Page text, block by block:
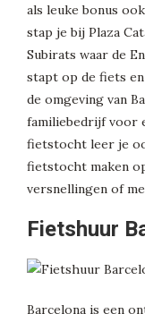
als leuke bonus
stap je bij Plaza
Subirats waar de
stapt op de fiets
de omgeving van
familiebedrijf voor
fietstocht leer je
fietstocht maken
versnellingen of
Fietshuur
Barcelona is een